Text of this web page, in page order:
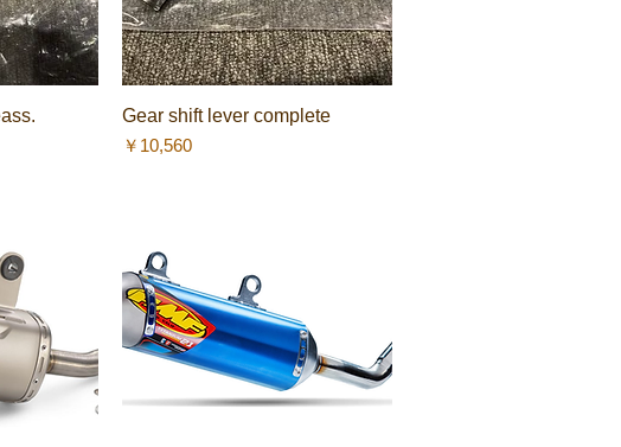
ー クイックビュー
Gear shift lever complete
価格
￥10,560